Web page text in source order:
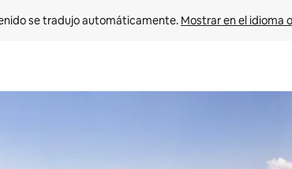
se tradujo automáticamente. Mostrar en el idioma